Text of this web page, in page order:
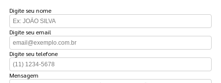
Digite seu nome
Digite seu email
Digite seu telefone
Mensagem